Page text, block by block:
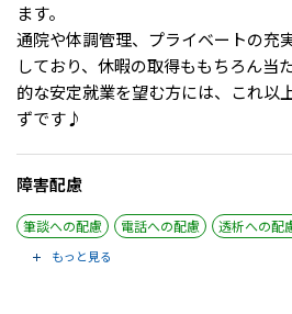
ます。
通院や体調管理、プライベートの充
しており、休暇の取得ももちろん当
的な安定就業を望む方には、これ以
ずです♪
障害配慮
筆談への配慮 電話への配慮 透析への配
もっと見る